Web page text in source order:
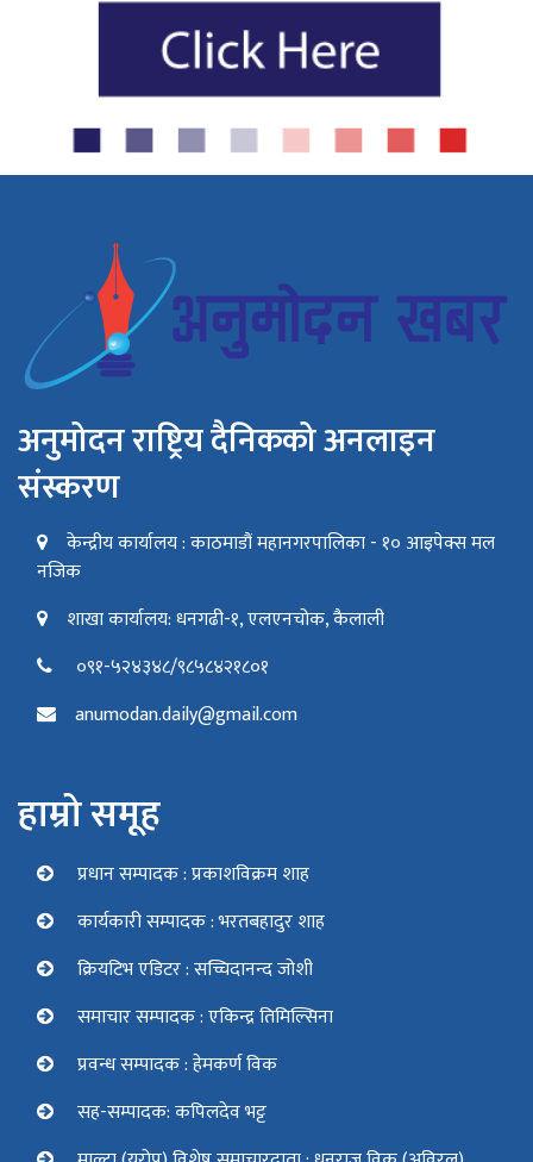
अनुमोदन राष्ट्रिय दैनिकको अनलाइन
संस्करण
केन्द्रीय कार्यालय : काठमाडौं महानगरपालिका - १० आइपेक्स मल
नजिक
शाखा कार्यालय: धनगढी-१, एलएनचोक, कैलाली
०९१-५२४३४८/९८५८४२१८०१
anumodan.daily@gmail.com
हाम्रो समूह
प्रधान सम्पादक : प्रकाशविक्रम शाह
कार्यकारी सम्पादक : भरतबहादुर शाह
क्रियटिभ एडिटर : सच्चिदानन्द जोशी
समाचार सम्पादक : एकिन्द्र तिमिल्सिना
प्रवन्ध सम्पादक : हेमकर्ण विक
सह-सम्पादक: कपिलदेव भट्ट